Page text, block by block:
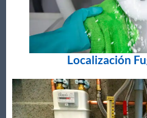
Localización